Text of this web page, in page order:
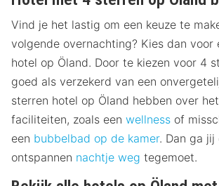
Vind je het lastig om een keuze te
volgende overnachting? Kies dan voor
hotel op Öland. Door te kiezen voor 4
goed als verzekerd van een
sterren hotel op Öland hebben over
faciliteiten, zoals een wellness of
een bubbelbad op de kamer. Dan ga jij
ontspannen nachtje weg tegemoet.